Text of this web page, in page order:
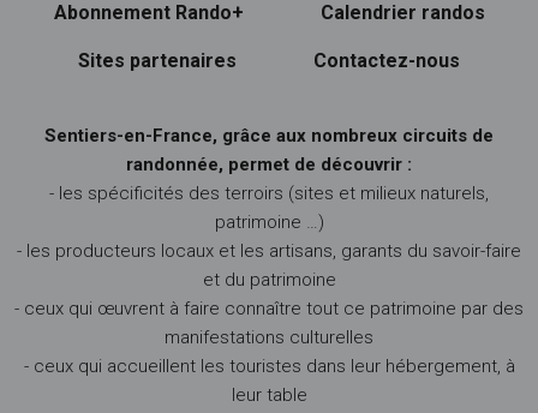
Abonnement Rando+ Calendrier randos
Sites partenaires Contactez-nous
Sentiers-en-France, grâce aux nombreux circuits de
randonnée, permet de découvrir :
- les spécificités des terroirs (sites et milieux naturels,
patrimoine …)
- les producteurs locaux et les artisans, garants du savoir-faire
et du patrimoine
- ceux qui œuvrent à faire connaître tout ce patrimoine par des
manifestations culturelles
- ceux qui accueillent les touristes dans leur hébergement, à
leur table